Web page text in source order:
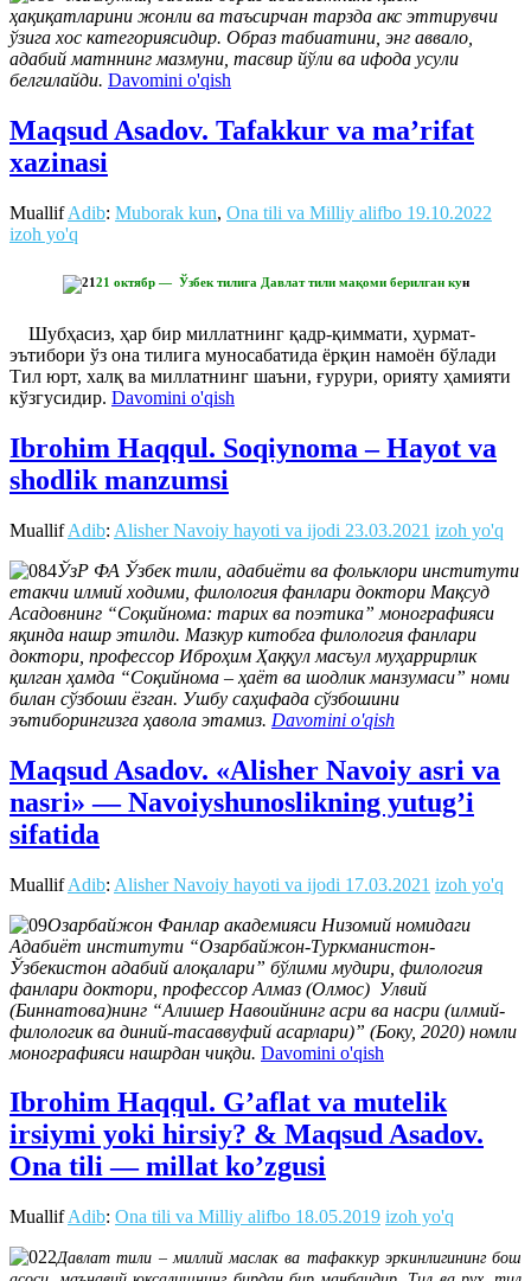
ҳақиқатларини жонли ва таъсирчан тарзда акс эттирувчи
ўзига хос категориясидир. Образ табиатини, энг аввало,
адабий матннинг мазмуни, тасвир йўли ва ифода усули
белгилайди. Davomini o'qish
Maqsud Asadov. Tafakkur va ma’rifat
xazinasi
MuallifAdib: Muborak kun, Ona tili va Milliy alifbo 19.10.2022
izoh yo'q
21 октябр — Ўзбек тилига Давлат тили мақоми берилган кун
Шубҳасиз, ҳар бир миллатнинг қадр-қиммати, ҳурмат-
эътибори ўз она тилига муносабатида ёрқин намоён бўлади
Тил юрт, халқ ва миллатнинг шаъни, ғурури, орияту ҳамияти
кўзгусидир. Davomini o'qish
Ibrohim Haqqul. Soqiynoma – Hayot va
shodlik manzumsi
MuallifAdib: Alisher Navoiy hayoti va ijodi 23.03.2021 izoh yo'q
ЎзР ФА Ўзбек тили, адабиёти ва фольклори институти
етакчи илмий ходими, филология фанлари доктори Мақсуд
Асадовнинг “Соқийнома: тарих ва поэтика” монографияси
яқинда нашр этилди. Мазкур китобга филология фанлари
доктори, профессор Иброҳим Ҳаққул масъул муҳаррирлик
қилган ҳамда “Соқийнома – ҳаёт ва шодлик манзумаси” номи
билан сўзбоши ёзган. Ушбу саҳифада сўзбошини
эътиборингизга ҳавола этамиз. Davomini o'qish
Maqsud Asadov. «Alisher Navoiy asri va
nasri» — Navoiyshunoslikning yutug’i
sifatida
MuallifAdib: Alisher Navoiy hayoti va ijodi 17.03.2021 izoh yo'q
Озарбайжон Фанлар академияси Низомий номидаги
Адабиёт институти “Озарбайжон-Туркманистон-
Ўзбекистон адабий алоқалари” бўлими мудири, филология
фанлари доктори, профессор Алмаз (Олмос) Улвий
(Биннатова)нинг “Алишер Навоийнинг асри ва насри (илмий-
филологик ва диний-тасаввуфий асарлари)” (Боку, 2020) номли
монографияси нашрдан чиқди. Davomini o'qish
Ibrohim Haqqul. G’aflat va mutelik
irsiymi yoki hirsiy? & Maqsud Asadov.
Ona tili — millat ko’zgusi
MuallifAdib: Ona tili va Milliy alifbo 18.05.2019 izoh yo'q
Давлат тили – миллий маслак ва тафаккур эркинлигининг бош